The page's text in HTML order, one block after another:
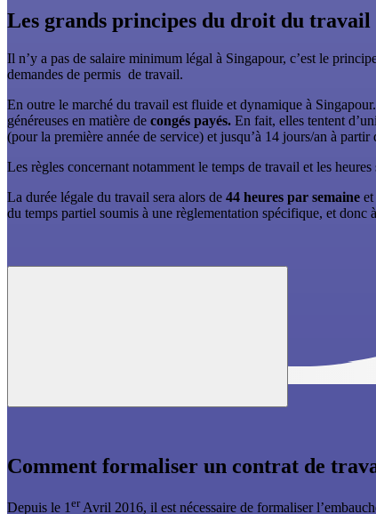
Les grands principes du droit du travail
Il n’y a pas de salaire minimum légal à Singapour, c’est le
demandes de permis de travail.
En outre le marché du travail est fluide et dynamique à
généreuses en matière de congés payés. En fait, elles tentent
(pour la première année de service) et jusqu’à 14 jours/an à partir
Les règles concernant notamment le temps de travail et les
La durée légale du travail sera alors de 44 heures par semaine
du temps partiel soumis à une règlementation spécifique, et donc
Comment formaliser un contrat de
Depuis le 1er Avril 2016, il est nécessaire de formaliser